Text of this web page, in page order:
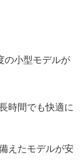
の小型モデルが
時間でも快適に
えたモデルが安